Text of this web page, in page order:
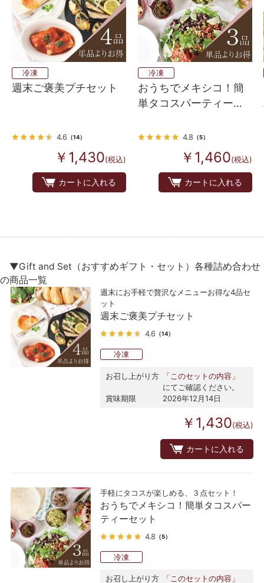
冷凍
週末ご褒美プチセット
4.6 （14）
￥1,430(税込)
カートに入れる
冷凍
おうちでメキシコ！簡
単タコスパーティーセ
4.8 （5）
￥1,460(税込)
カートに入れる
▼Gift and Set（おすすめギフト・セット）各種詰め合わせ
の商品一覧
週末にお手軽で贅沢なメニューお得な4品セ
ット
週末ご褒美プチセット
4.6 （14）
冷凍
お召し上がり方
「このセットの内容」
にてご確認ください。
賞味期限
2026年12月14日
￥1,430(税込)
カートに入れる
手軽にタコスが楽しめる、３点セット！
おうちでメキシコ！簡単タコスパー
ティーセット
4.8 （5）
冷凍
お召し上がり方
「このセットの内容」